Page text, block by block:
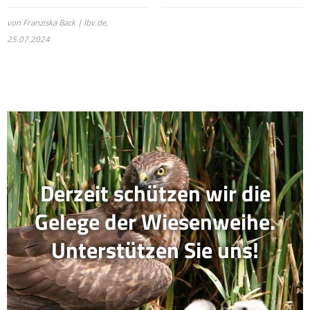
von Franziska Back | lbv.de,
25.07.2024
Derzeit schützen wir die
Gelege der Wiesenweihe.
Unterstützen Sie uns!